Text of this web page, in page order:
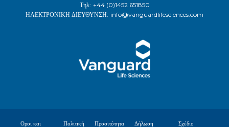
Τηλ: +44 (0)1452 651850
ΗΛΕΚΤΡΟΝΙΚΗ ΔΙΕΥΘΥΝΣΗ: info@vanguardlifesciences.com
Οροι και Πολιτική Προσιτότητα Δήλωση Σχέδιο